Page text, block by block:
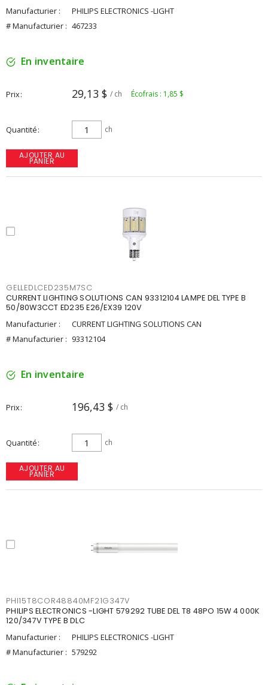
Manufacturier :
PHILIPS ELECTRONICS -LIGHT
# Manufacturier : 467233
En inventaire
Prix 29,13 $ / ch Écofrais : 1,85 $
Quantité ch
AJOUTER AU
PANIER
GELLEDLCED235M7SC
CURRENT LIGHTING SOLUTIONS CAN 93312104 LAMPE DEL TYPE B
50/80W3CCT ED235 E26/EX39 120V
Manufacturier :
CURRENT LIGHTING SOLUTIONS CAN
# Manufacturier : 93312104
En inventaire
Prix 196,43 $ / ch
Quantité ch
AJOUTER AU
PANIER
PHI15T8COR48840MF21G347V
PHILIPS ELECTRONICS -LIGHT 579292 TUBE DEL T8 48PO 15W 4 000K
120/347V TYPE B DLC
Manufacturier :
PHILIPS ELECTRONICS -LIGHT
# Manufacturier : 579292